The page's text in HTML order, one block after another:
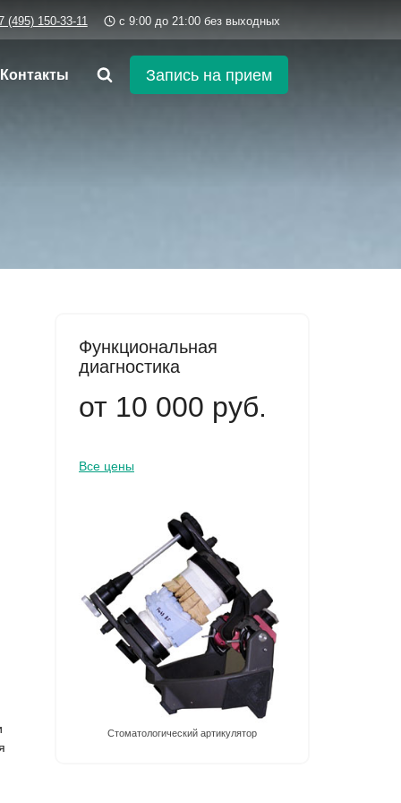
(495) 150-33-11 c 9:00 до 21:00 без выходных
Контакты Запись на прием
Функциональная
диагностика
от 10 000 руб.
Все цены
Стоматологический артикулятор